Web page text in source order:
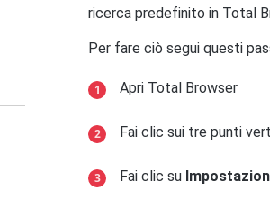
ricerca predefinito in Total
Per fare ciò segui questi
Apri Total Browser
Fai clic sui tre punti
Fai clic su